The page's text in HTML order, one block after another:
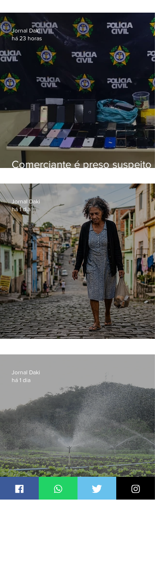
aposentados é preso
Comerciante é preso suspeito
loja
Jornal Daki
há 23 horas
Jornal Daki
há 1 dia
Jornal Daki
há 1 dia